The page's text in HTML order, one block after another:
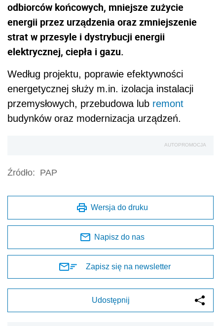
odbiorców końcowych, mniejsze zużycie
energii przez urządzenia oraz zmniejszenie
strat w przesyle i dystrybucji energii
elektrycznej, ciepła i gazu.
Według projektu, poprawie efektywności
energetycznej służy m.in. izolacja instalacji
przemysłowych, przebudowa lub remont
budynków oraz modernizacja urządzeń.
AUTOPROMOCJA
Źródło: PAP
Wersja do druku
Napisz do nas
Zapisz się na newsletter
Udostępnij